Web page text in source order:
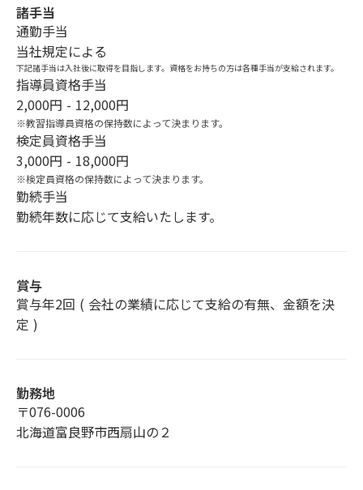
諸手当
通勤手当
当社規定による
下記諸手当は入社後に取得を目指します。資格をお持ちの方は各種手当が支給されます。
指導員資格手当
2,000円 - 12,000円
※教習指導員資格の保持数によって決まります。
検定員資格手当
3,000円 - 18,000円
※検定員資格の保持数によって決まります。
勤続手当
勤続年数に応じて支給いたします。
賞与
賞与年2回 ( 会社の業績に応じて支給の有無、金額を決
定 )
勤務地
〒076-0006
北海道富良野市西扇山の２